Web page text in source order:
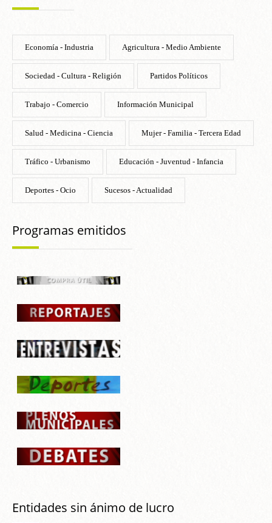
Economía - Industria Agricultura - Medio Ambiente
Sociedad - Cultura - Religión Partidos Políticos
Trabajo - Comercio Información Municipal
Salud - Medicina - Ciencia Mujer - Familia - Tercera Edad
Tráfico - Urbanismo Educación - Juventud - Infancia
Deportes - Ocio Sucesos - Actualidad
Programas emitidos
Entidades sin ánimo de lucro